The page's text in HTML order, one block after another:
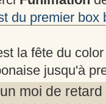
du premier
la fête du
jusqu'à
moi de retard